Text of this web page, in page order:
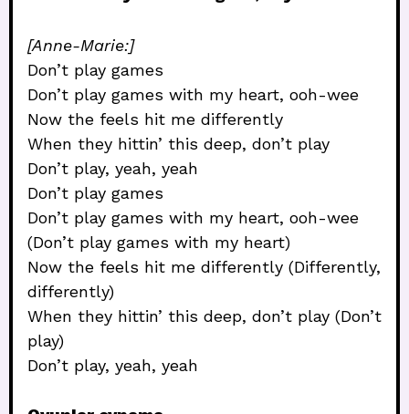
[Anne-Marie:]
Don’t play games
Don’t play games with my heart, ooh-wee
Now the feels hit me differently
When they hittin’ this deep, don’t play
Don’t play, yeah, yeah
Don’t play games
Don’t play games with my heart, ooh-wee
(Don’t play games with my heart)
Now the feels hit me differently (Differently,
differently)
When they hittin’ this deep, don’t play (Don’t
play)
Don’t play, yeah, yeah